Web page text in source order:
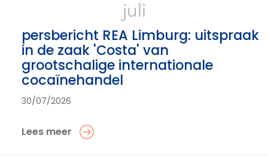
juli
persbericht REA Limburg: uitspraak
in de zaak 'Costa' van
grootschalige internationale
cocaïnehandel
30/07/2026
Lees meer